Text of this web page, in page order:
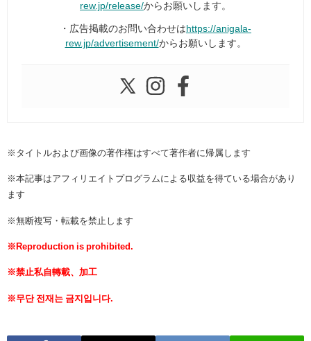
rew.jp/release/からお願いします。
・広告掲載のお問い合わせはhttps://anigala-
rew.jp/advertisement/からお願いします。
※タイトルおよび画像の著作権はすべて著作者に帰属します
※本記事はアフィリエイトプログラムによる収益を得ている場合があり
ます
※無断複写・転載を禁止します
※Reproduction is prohibited.
※禁止私自轉載、加工
※무단 전재는 금지입니다.